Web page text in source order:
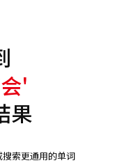
'
果
索更通用的单词